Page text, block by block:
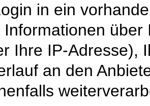
in ein
Informationen
Ihre IP-Adresse),
an den